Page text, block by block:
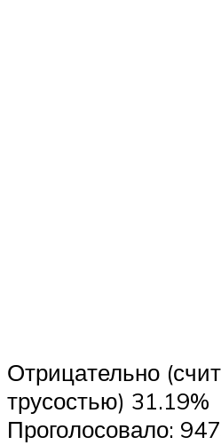
Отри­ца­тель­но
трусостью) 31.19%
Про­го­ло­со­ва­ло: